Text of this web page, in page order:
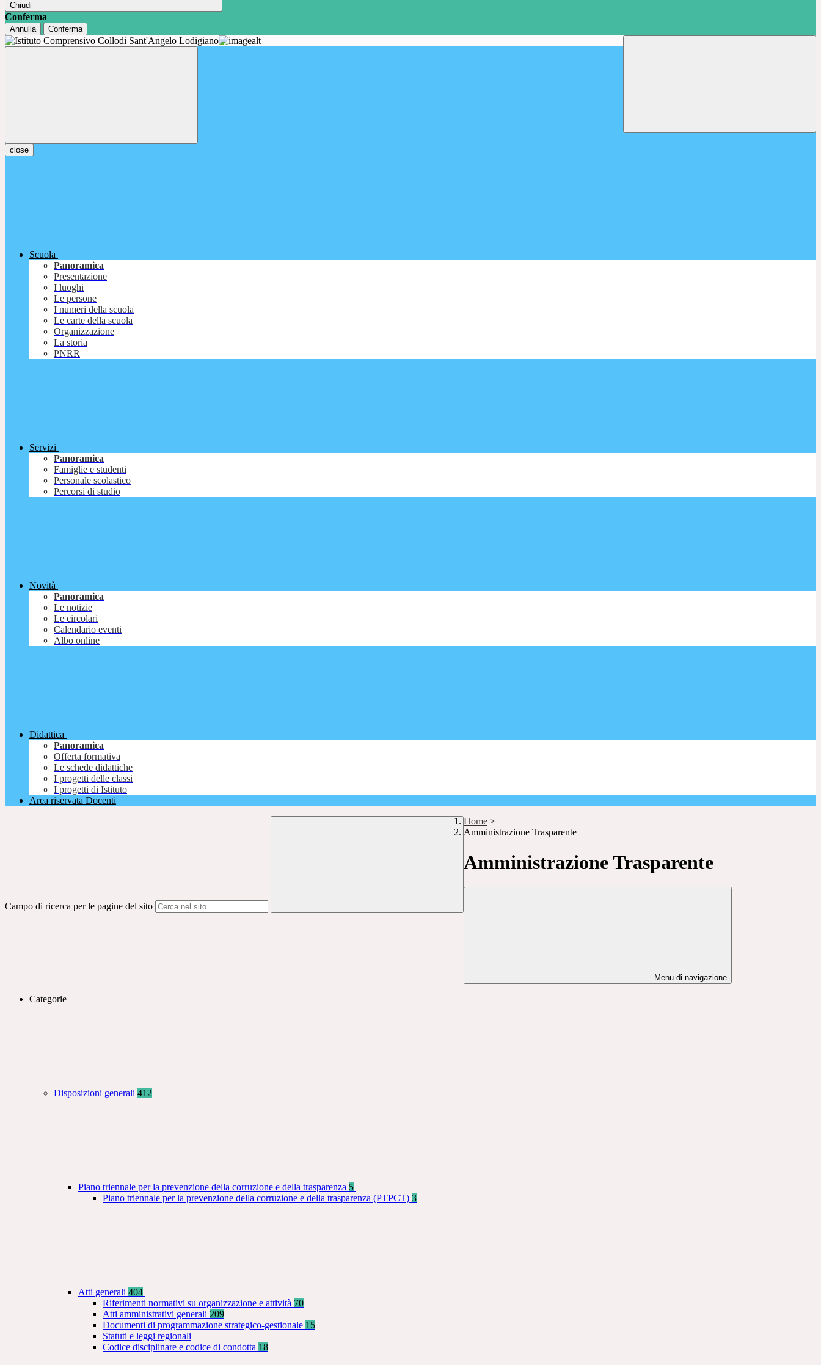
Chiudi
Conferma
Annulla Conferma
close
Scuola
Panoramica
Presentazione
I luoghi
Le persone
I numeri della scuola
Le carte della scuola
Organizzazione
La storia
PNRR
Servizi
Panoramica
Famiglie e studenti
Personale scolastico
Percorsi di studio
Novità
Panoramica
Le notizie
Le circolari
Calendario eventi
Albo online
Didattica
Panoramica
Offerta formativa
Le schede didattiche
I progetti delle classi
I progetti di Istituto
Area riservata Docenti
Campo di ricerca per le pagine del sito
Home >
Amministrazione Trasparente
Amministrazione Trasparente
Menu di navigazione
Categorie
Disposizioni generali 412
Piano triennale per la prevenzione della corruzione e della trasparenza 5
Piano triennale per la prevenzione della corruzione e della trasparenza (PTPCT) 3
Atti generali 404
Riferimenti normativi su organizzazione e attività 70
Atti amministrativi generali 209
Documenti di programmazione strategico-gestionale 15
Statuti e leggi regionali
Codice disciplinare e codice di condotta 18